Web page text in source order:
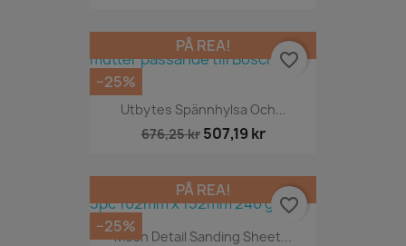
Utbytes Spännhylsa Och...
676,25 kr 507,19 kr
PÅ REA!
−25%
favorite_border
Mesh Detail Sanding Sheet...
PÅ REA!
−25%
favorite_border